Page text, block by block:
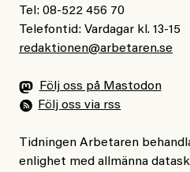
Tel: 08-522 456 70
Telefontid: Vardagar kl. 13-15
redaktionen@arbetaren.se
Följ oss på Mastodon
Följ oss via rss
Tidningen Arbetaren
enlighet med allmänna